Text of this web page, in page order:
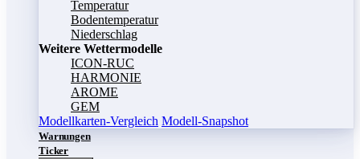
Temperatur
Bodentemperatur
Niederschlag
Weitere Wettermodelle
ICON-RUC
HARMONIE
AROME
GEM
Modellkarten-Vergleich Modell-Snapshot
Warnungen
Ticker